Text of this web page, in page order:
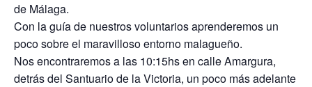
de Málaga.
Con la guía de nuestros voluntarios aprenderemos un
poco sobre el maravilloso entorno malagueño.
Nos encontraremos a las 10:15hs en calle Amargura,
detrás del Santuario de la Victoria, un poco más adelante